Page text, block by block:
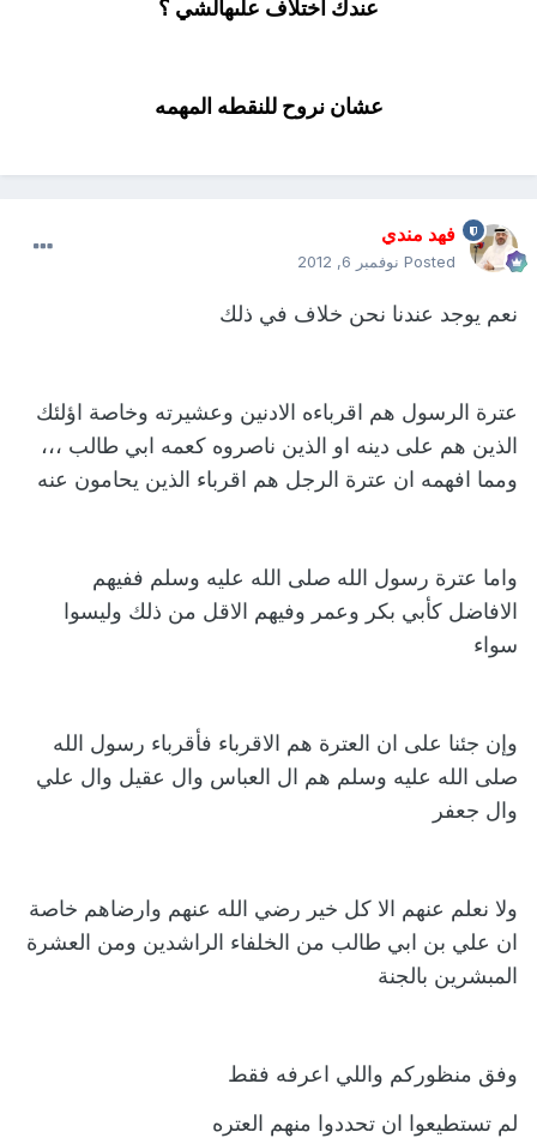
عندك اختلاف علىهالشي ؟
عشان نروح للنقطه المهمه
فهد مندي
Posted نوفمبر 6, 2012
نعم يوجد عندنا نحن خلاف في ذلك
عترة الرسول هم اقرباءه الادنين وعشيرته وخاصة اؤلئك
الذين هم على دينه او الذين ناصروه كعمه ابي طالب ،،،
ومما افهمه ان عترة الرجل هم اقرباء الذين يحامون عنه
واما عترة رسول الله صلى الله عليه وسلم ففيهم
الافاضل كأبي بكر وعمر وفيهم الاقل من ذلك وليسوا
سواء
وإن جئنا على ان العترة هم الاقرباء فأقرباء رسول الله
صلى الله عليه وسلم هم ال العباس وال عقيل وال علي
وال جعفر
ولا نعلم عنهم الا كل خير رضي الله عنهم وارضاهم خاصة
ان علي بن ابي طالب من الخلفاء الراشدين ومن العشرة
المبشرين بالجنة
وفق منظوركم واللي اعرفه فقط
لم تستطيعوا ان تحددوا منهم العتره